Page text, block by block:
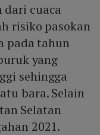
dari cuaca
risiko pasokan
pada tahun
yang
sehingga
bara. Selain
Selatan
2021.